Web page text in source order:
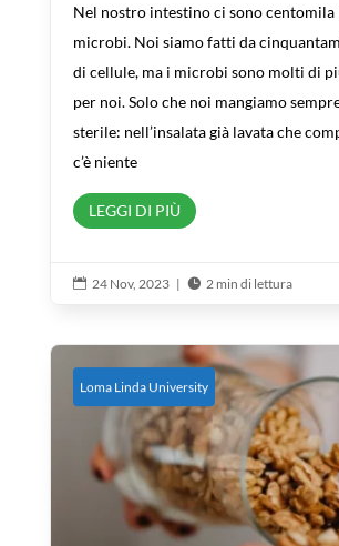
Nel nostro intestino ci sono
microbi. Noi siamo fatti da
di cellule, ma i microbi sono molti di
per noi. Solo che noi mangiamo
sterile: nell’insalata già lavata che
c’è niente
LEGGI DI PIÙ
 24 Nov, 2023 |  2 min di lettura
Loma Linda University